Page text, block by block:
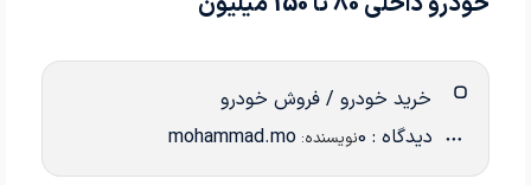
خرید خودرو / فروش خودرو
دیدگاه : 0 نویسنده: mohammad.mo